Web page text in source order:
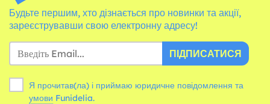
Будьте першим, хто дізнається про новинки та акції,
зареєструвавши свою електронну адресу!
ПІДПИСАТИСЯ
Я прочитав(ла) і приймаю юридичне повідомлення та
умови Funidelia.